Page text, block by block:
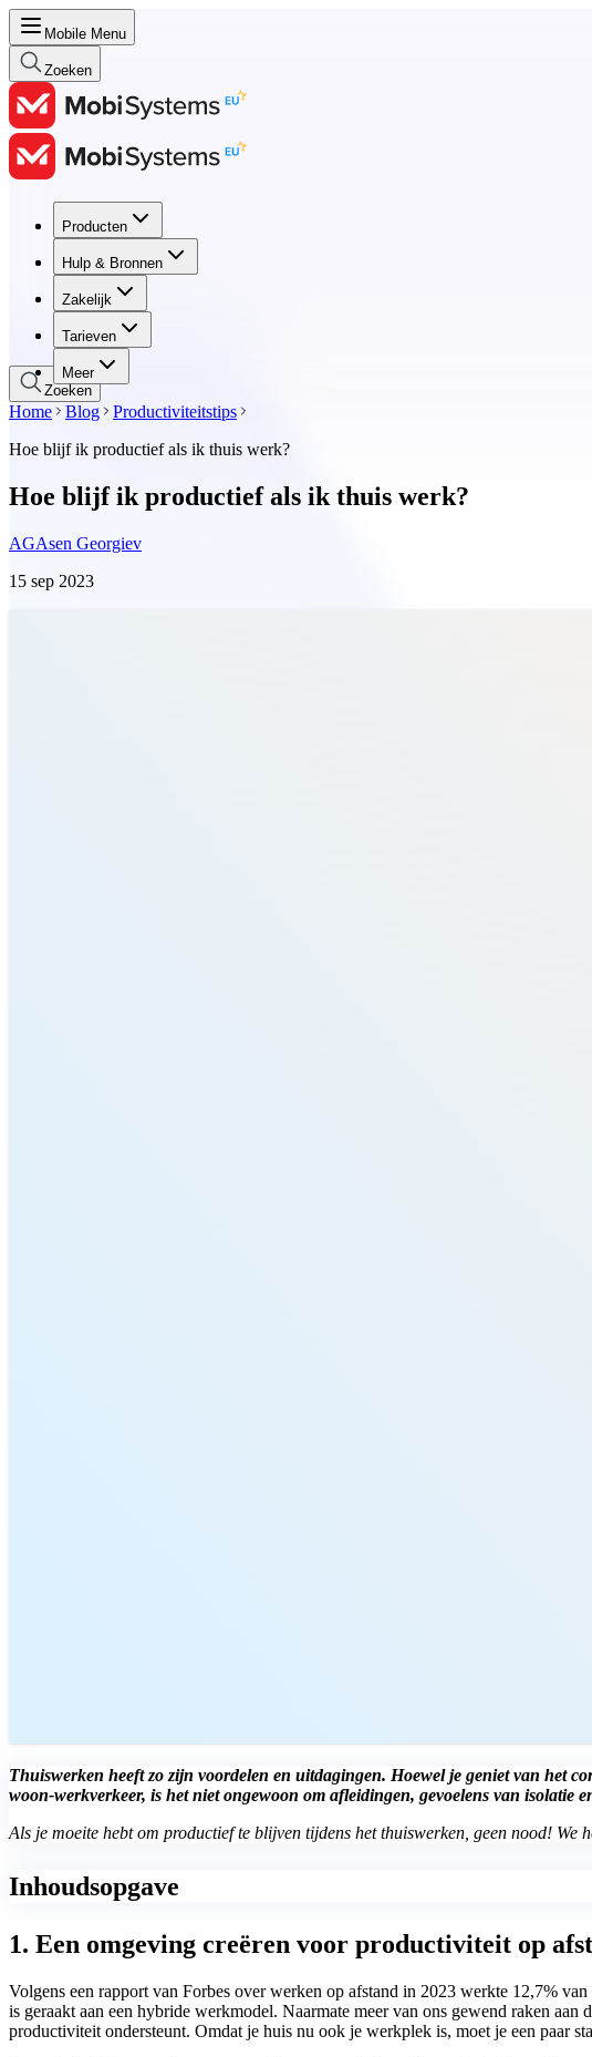
Mobile Menu
Zoeken
Producten
Hulp & Bronnen
Zakelijk
Tarieven
Meer
Producten
Hulp & Bronnen
Zakelijk
Tarieven
Zoeken
Home Blog
Productiviteitstips
Hoe blijf ik productief als ik thuis werk?
Hoe blijf ik productief als ik thuis werk?
AGAsen Georgiev
15 sep 2023
Thuiswerken heeft zo zijn voordelen en uitdagingen. Hoewel je geniet van het
woon-werkverkeer, is het niet ongewoon om afleidingen, gevoelens van isolatie
Als je moeite hebt om productief te blijven tijdens het thuiswerken, geen nood! We
Inhoudsopgave
1. Een omgeving creëren voor productiviteit op
Volgens een rapport van Forbes over werken op afstand in 2023 werkte 12,7%
is geraakt aan een hybride werkmodel. Naarmate meer van ons gewend raken
productiviteit ondersteunt. Omdat je huis nu ook je werkplek is, moet je een paar